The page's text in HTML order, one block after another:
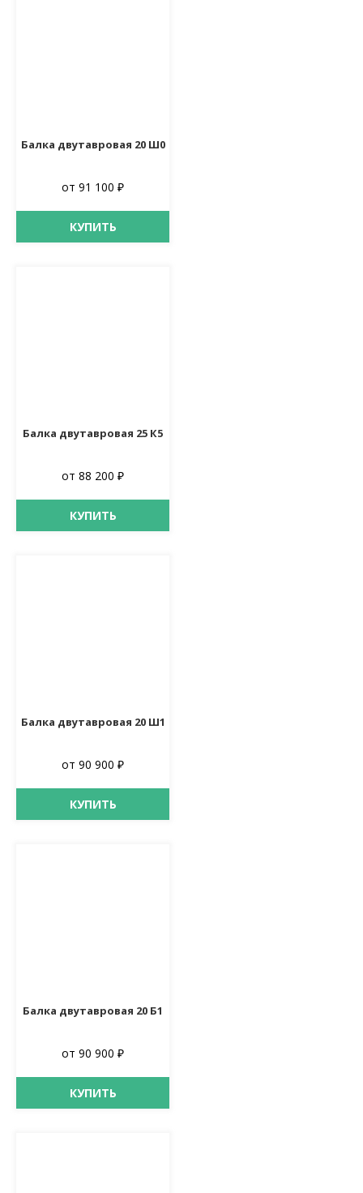
Балка двутавровая 20 Ш0
от 91 100 ₽
КУПИТЬ
Балка двутавровая 25 К5
от 88 200 ₽
КУПИТЬ
Балка двутавровая 20 Ш1
от 90 900 ₽
КУПИТЬ
Балка двутавровая 20 Б1
от 90 900 ₽
КУПИТЬ